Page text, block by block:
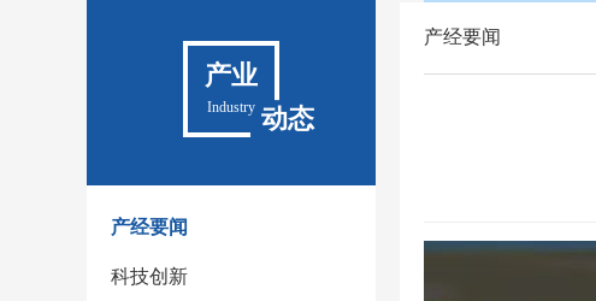
产业
Industry 动态
产经要闻
科技创新
产经要闻